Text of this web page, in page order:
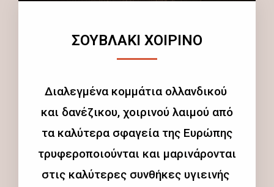
ΣΟΥΒΛΑΚΙ ΧΟΙΡΙΝΟ
Διαλεγμένα κομμάτια ολλανδικού
και δανέζικου, χοιρινού λαιμού από
τα καλύτερα σφαγεία της Ευρώπης
τρυφεροποιούνται και μαρινάρονται
στις καλύτερες συνθήκες υγιεινής